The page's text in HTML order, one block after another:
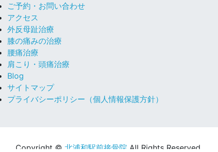
ご予約・お問い合わせ
アクセス
外反母趾治療
膝の痛みの治療
腰痛治療
肩こり・頭痛治療
Blog
サイトマップ
プライバシーポリシー（個人情報保護方針）
Copyright © 北浦和駅前接骨院 All Rights Reserved.